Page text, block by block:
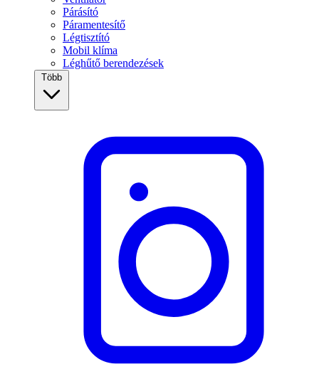
Párásító
Páramentesítő
Légtisztító
Mobil klíma
Léghűtő berendezések